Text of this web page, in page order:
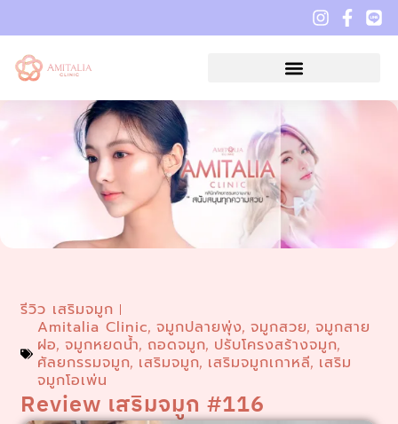
รีวิว เสริมจมูก
Amitalia Clinic,จมูกปลายพุ่ง,จมูกสวย,จมูกสาย
ฝอ,จมูกหยดน้ำ, ถอดจมูก, ปรับโครงสร้างจมูก,
ศัลยกรรมจมูก, เสริมจมูก, เสริมจมูกเกาหลี, เสริม
จมูกโอเพ่น
Review เสริมจมูก #116